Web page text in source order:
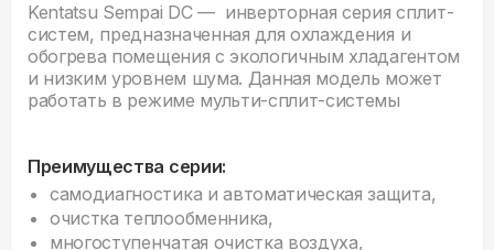
Kentatsu Sempai DC — инверторная серия сплит-
систем, предназначенная для охлаждения и
обогрева помещения с экологичным хладагентом
и низким уровнем шума. Данная модель может
работать в режиме мульти-сплит-системы
Преимущества серии:
самодиагностика и автоматическая защита,
очистка теплообменника,
многоступенчатая очистка воздуха,